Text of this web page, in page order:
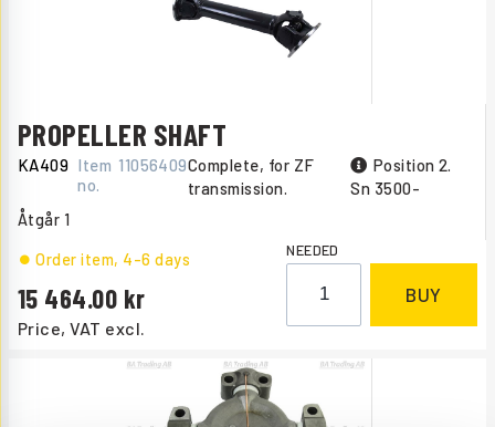
PROPELLER SHAFT
KA409 Item
no.
11056409Complete, for ZF
transmission.
Position 2.
Sn 3500-
Åtgår 1
Price, VAT excl.
15 464.00
Order item, 4-6 days NEEDED
BUY